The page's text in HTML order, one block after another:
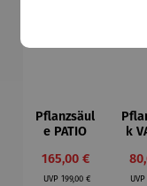
Pflanzsäul
e PATIO
Verkaufspreis:
165,00 €
UVPRegulärer Preis:
199,00 €
k
UVP